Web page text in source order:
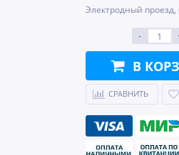
Электродный проезд,
-
В
СРАВНИТЬ